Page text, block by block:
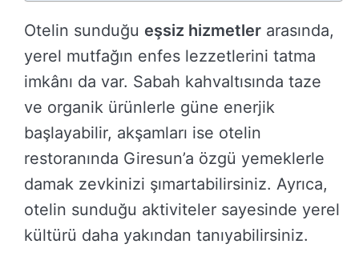
Otelin sunduğu eşsiz hizmetler arasında,
yerel mutfağın enfes lezzetlerini tatma
imkânı da var. Sabah kahvaltısında taze
ve organik ürünlerle güne enerjik
başlayabilir, akşamları ise otelin
restoranında Giresun’a özgü yemeklerle
damak zevkinizi şımartabilirsiniz. Ayrıca,
otelin sunduğu aktiviteler sayesinde yerel
kültürü daha yakından tanıyabilirsiniz.